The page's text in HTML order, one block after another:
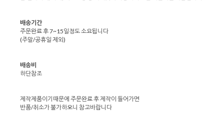
배송기간
주문완료 후 7~15일정도 소요됩니다
(주말/공휴일 제외)
배송비
하단참조
제작제품이기때문에 주문완료 후 제작이 들어가면
반품/취소가 불가하오니 참고바랍니다